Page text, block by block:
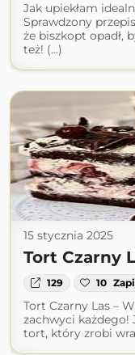
Jak upiekłam
Sprawdzony
że biszkopt opadł,
też! (...)
15 stycznia 2025
Tort Czarny
129 10
Tort Czarny Las –
zachwyci każdego!
tort, który zrobi